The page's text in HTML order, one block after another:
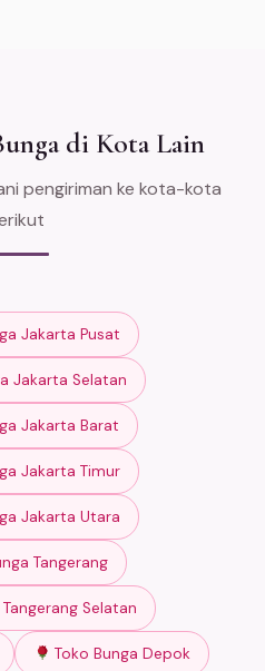
di Kota Lain
pengiriman ke kota-kota
Jakarta Pusat
Jakarta Selatan
Jakarta Barat
Jakarta Timur
Jakarta Utara
Tangerang
Selatan
Toko Bunga Depok